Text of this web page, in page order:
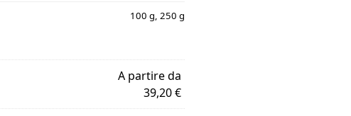
100 g, 250 g
A partire da
39,20 €